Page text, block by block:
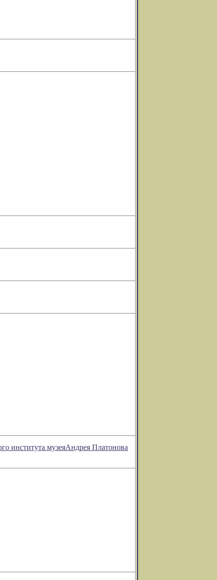
института музеяАндрея Платонова